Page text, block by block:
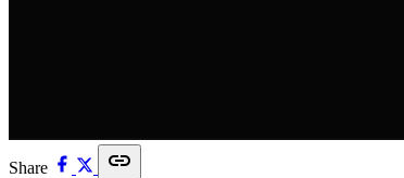
Share link